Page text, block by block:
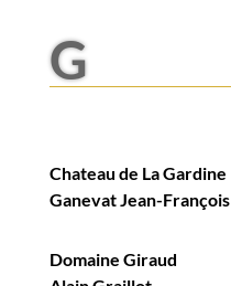
G
Chateau de La Gardine
Ganevat Jean-François
Domaine Giraud